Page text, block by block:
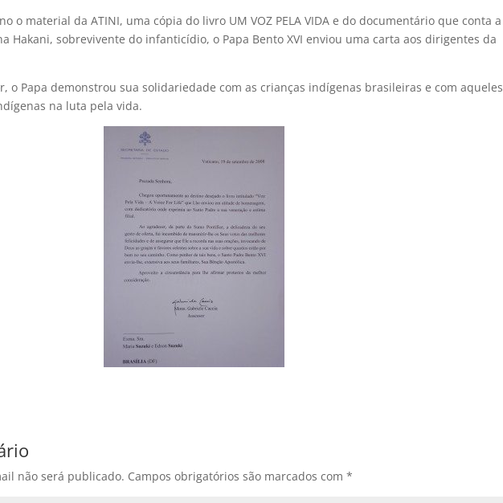
o material da ATINI, uma cópia do livro UM VOZ PELA VIDA e do documentário que conta a
Hakani, sobrevivente do infanticídio, o Papa Bento XVI enviou uma carta aos dirigentes da
o Papa demonstrou sua solidariedade com as crianças indígenas brasileiras e com aqueles
na luta pela vida.
não será publicado. Campos obrigatórios são marcados com*